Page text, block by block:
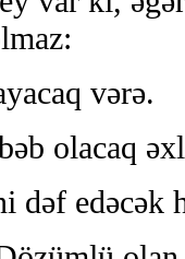
vərə.
olacaq
dəf edəcək